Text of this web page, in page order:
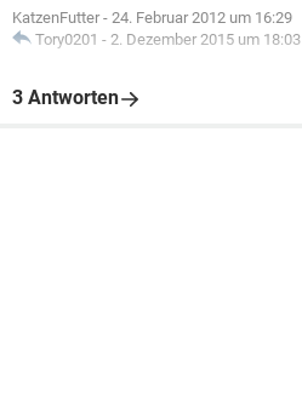
KatzenFutter - 24. Februar 2012 um 16:29
Tory0201 - 2. Dezember 2015 um 18:03
3 Antworten